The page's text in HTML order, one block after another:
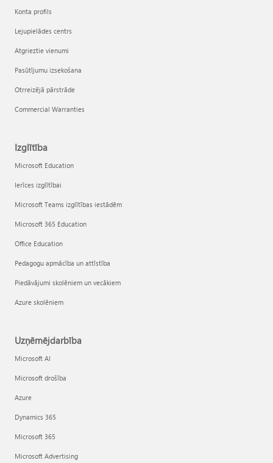
Konta profils
Lejupielādes centrs
Atgrieztie vienumi
Pasūtījumu izsekošana
Otrreizējā pārstrāde
Commercial Warranties
Izglītība
Microsoft Education
Ierīces izglītībai
Microsoft Teams izglītības iestādēm
Microsoft 365 Education
Office Education
Pedagogu apmācība un attīstība
Piedāvājumi skolēniem un vecākiem
Azure skolēniem
Uzņēmējdarbība
Microsoft AI
Microsoft drošība
Azure
Dynamics 365
Microsoft 365
Microsoft Advertising